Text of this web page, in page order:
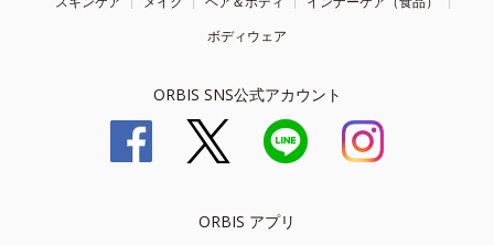
ボディウェア
ORBIS SNS公式アカウント
ORBIS アプリ